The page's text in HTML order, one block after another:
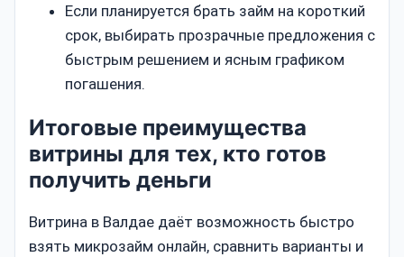
Если планируется брать займ на короткий
срок, выбирать прозрачные предложения с
быстрым решением и ясным графиком
погашения.
Итоговые преимущества
витрины для тех, кто готов
получить деньги
Витрина в Валдае даёт возможность быстро
взять микрозайм онлайн, сравнить варианты и